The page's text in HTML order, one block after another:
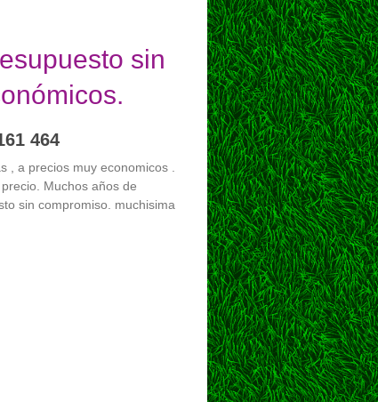
sin
464
, a precios muy economicos .
Muchos años de
sin compromiso. muchisima